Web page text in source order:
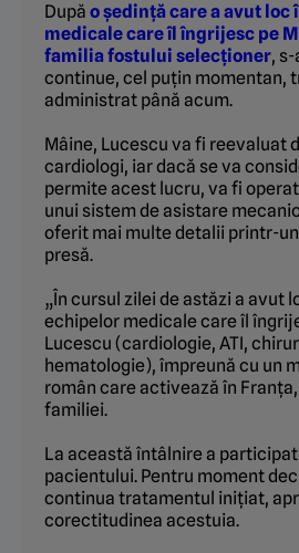
După o ședință care a avut
medicale care îl îngrijesc pe
familia fostului selecționer,
continue, cel puțin momentan,
administrat până acum.
Mâine, Lucescu va fi reevaluat
cardiologi, iar dacă se va
permite acest lucru, va fi
unui sistem de asistare
oferit mai multe detalii printr-
presă.
„În cursul zilei de astăzi a avut
echipelor medicale care îl
Lucescu (cardiologie, ATI,
hematologie), împreună cu un
român care activează în
familiei.
La această întâlnire a
pacientului. Pentru moment
continua tratamentul inițiat,
corectitudinea acestuia.